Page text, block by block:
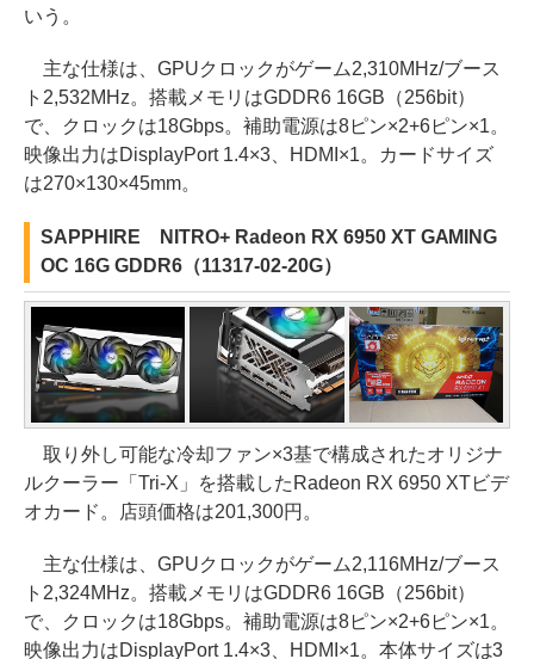
いう。
主な仕様は、GPUクロックがゲーム2,310MHz/ブース
ト2,532MHz。搭載メモリはGDDR6 16GB（256bit）
で、クロックは18Gbps。補助電源は8ピン×2+6ピン×1。
映像出力はDisplayPort 1.4×3、HDMI×1。カードサイズ
は270×130×45mm。
SAPPHIRE NITRO+ Radeon RX 6950 XT GAMING
OC 16G GDDR6（11317-02-20G）
取り外し可能な冷却ファン×3基で構成されたオリジナ
ルクーラー「Tri-X」を搭載したRadeon RX 6950 XTビデ
オカード。店頭価格は201,300円。
主な仕様は、GPUクロックがゲーム2,116MHz/ブース
ト2,324MHz。搭載メモリはGDDR6 16GB（256bit）
で、クロックは18Gbps。補助電源は8ピン×2+6ピン×1。
映像出力はDisplayPort 1.4×3、HDMI×1。本体サイズは3